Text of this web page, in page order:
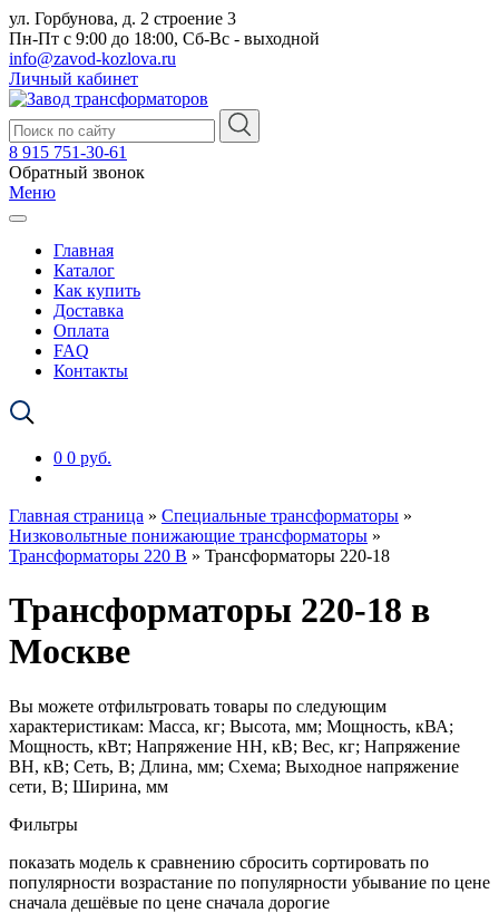
ул. Горбунова, д. 2 строение 3
Пн-Пт с 9:00 до 18:00, Сб-Вс - выходной
info@zavod-kozlova.ru
Личный кабинет
8 915 751-30-61
Обратный звонок
Меню
Главная
Каталог
Как купить
Доставка
Оплата
FAQ
Контакты
0 0 руб.
Главная страница » Специальные трансформаторы »
Низковольтные понижающие трансформаторы »
Трансформаторы 220 В » Трансформаторы 220-18
Трансформаторы 220-18 в
Москве
Вы можете отфильтровать товары по следующим
характеристикам: Масса, кг; Высота, мм; Мощность, кВА;
Мощность, кВт; Напряжение НН, кВ; Вес, кг; Напряжение
ВН, кВ; Сеть, В; Длина, мм; Схема; Выходное напряжение
сети, В; Ширина, мм
Фильтры
показать модель к сравнению сбросить сортировать по
популярности возрастание по популярности убывание по цене
сначала дешёвые по цене сначала дорогие